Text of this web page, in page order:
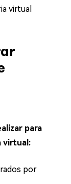
virtual
para
virtual:
por